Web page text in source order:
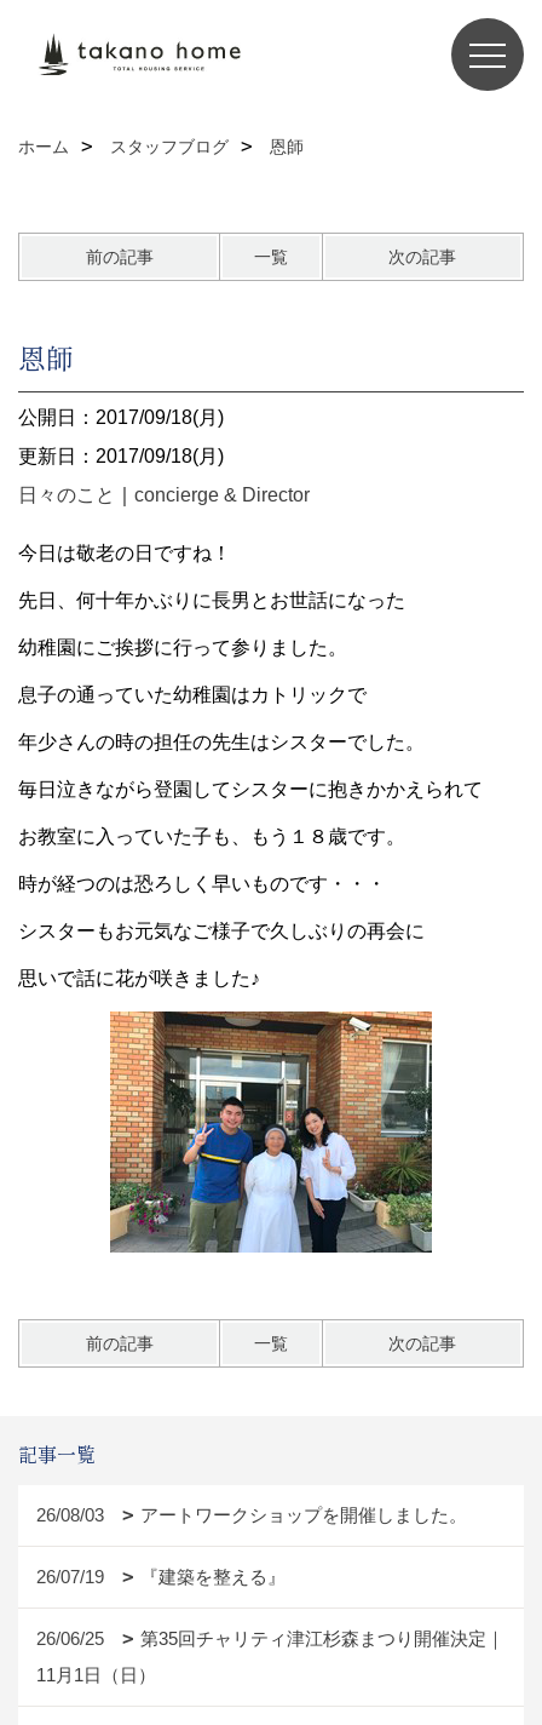
ホーム スタッフブログ 恩師
前の記事 一覧 次の記事
恩師
公開日：2017/09/18(月)
更新日：2017/09/18(月)
日々のこと
concierge & Director
今日は敬老の日ですね！
先日、何十年かぶりに長男とお世話になった
幼稚園にご挨拶に行って参りました。
息子の通っていた幼稚園はカトリックで
年少さんの時の担任の先生はシスターでした。
毎日泣きながら登園してシスターに抱きかかえられて
お教室に入っていた子も、もう１８歳です。
時が経つのは恐ろしく早いものです・・・
シスターもお元気なご様子で久しぶりの再会に
思いで話に花が咲きました♪
前の記事 一覧 次の記事
記事一覧
26/08/03 アートワークショップを開催しました。
26/07/19 『建築を整える』
26/06/25
第35回チャリティ津江杉森まつり開催決定｜
11月1日（日）